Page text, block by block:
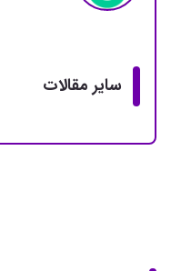
سایر مقالات